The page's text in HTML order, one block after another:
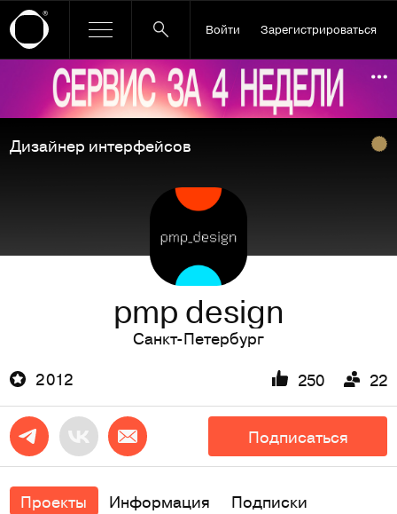
Войти Зарегистрироваться
Ссылка баннера
Дизайнер интерфейсов
pmp design
Санкт-Петербург
2 012
250 22
Подписаться
Проекты Информация Подписки